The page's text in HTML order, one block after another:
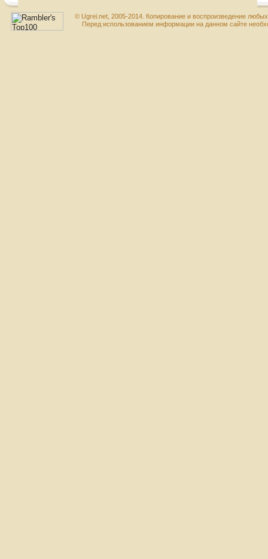
© Ugrei.net, 2005-2014. Копирование и воспроизведение
Перед использованием информации на данном сайте